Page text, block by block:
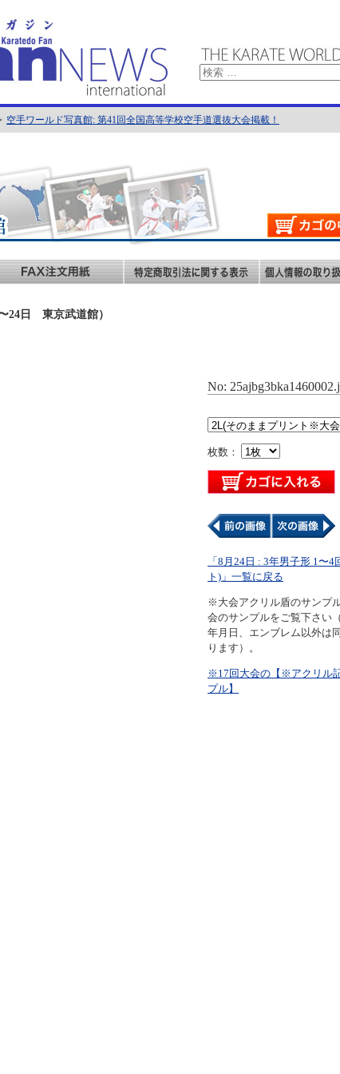
空手ワールド写真館: 第41回全国高等学校空手道選抜大会掲載！
24日 東京武道館）
No:
枚数：
「8月24日 : 3年男子形 1〜4
ト)」一覧に戻る
※大会アクリル盾のサンプ
会のサンプルをご覧下さい
年月日、エンブレム以外は
ります）。
※17回大会の【※アクリル
プル】